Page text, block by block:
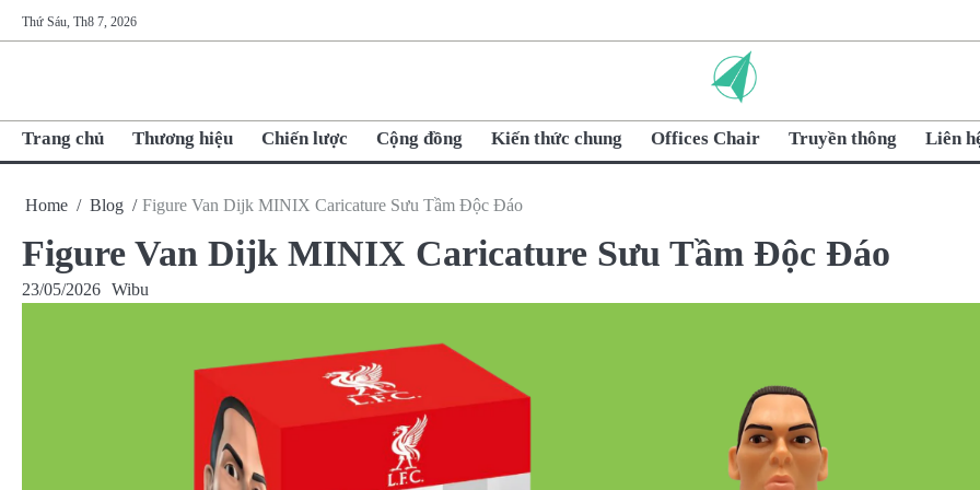
to
Thứ Sáu, Th8 7, 2026
Trang chủ Thương hiệu Chiến lược Cộng đồng Kiến thức chung Offices Chair Truyền thông Liên
Home Blog Figure Van Dijk MINIX Caricature Sưu Tầm Độc Đáo
Figure Van Dijk MINIX Caricature Sưu Tầm Độc Đáo
23/05/2026 Wibu